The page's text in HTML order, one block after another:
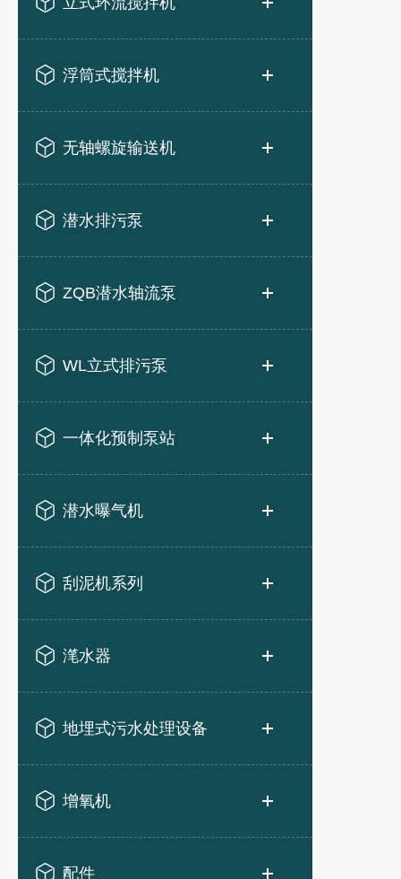
浮筒式搅拌机
无轴螺旋输送机
潜水排污泵
ZQB潜水轴流泵
WL立式排污泵
一体化预制泵站
潜水曝气机
刮泥机系列
滗水器
地埋式污水处理设备
增氧机
配件